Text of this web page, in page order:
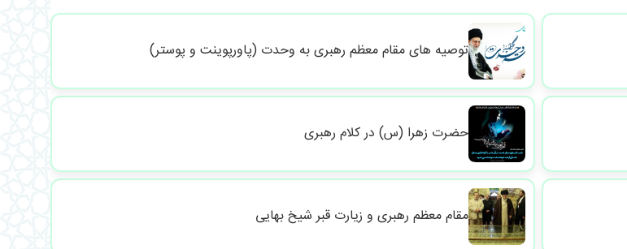
توصیه های مقام معظم رهبری به وحدت (پاورپوینت و پوستر)
حضرت زهرا (س) در کلام رهبری
مقام معظم رهبری و زیارت قبر شیخ بهایی